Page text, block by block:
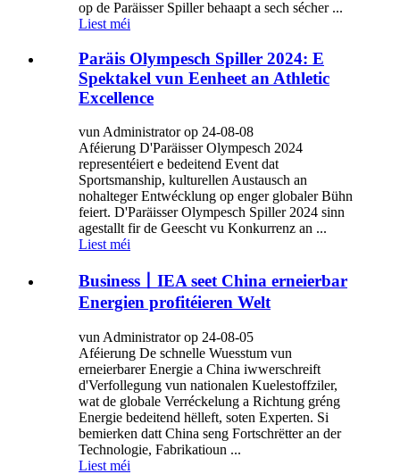
op de Paräisser Spiller behaapt a sech sécher ...
Liest méi
Paräis Olympesch Spiller 2024: E
Spektakel vun Eenheet an Athletic
Excellence
vun Administrator op 24-08-08
Aféierung D'Paräisser Olympesch 2024
representéiert e bedeitend Event dat
Sportsmanship, kulturellen Austausch an
nohalteger Entwécklung op enger globaler Bühn
feiert. D'Paräisser Olympesch Spiller 2024 sinn
agestallt fir de Geescht vu Konkurrenz an ...
Liest méi
Business丨IEA seet China erneierbar
Energien profitéieren Welt
vun Administrator op 24-08-05
Aféierung De schnelle Wuesstum vun
erneierbarer Energie a China iwwerschreift
d'Verfollegung vun nationalen Kuelestoffziler,
wat de globale Verréckelung a Richtung gréng
Energie bedeitend hëlleft, soten Experten. Si
bemierken datt China seng Fortschrëtter an der
Technologie, Fabrikatioun ...
Liest méi